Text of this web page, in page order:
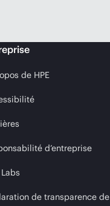
de HPE
d’entreprise
Labs
de transparence